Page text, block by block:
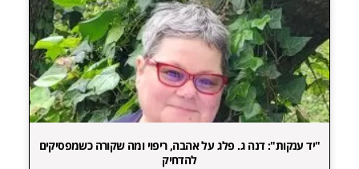
"יד ענקות": דנה ג. פלג על אהבה, ריפוי ומה שקורה כשמפסיקים
להדחיק